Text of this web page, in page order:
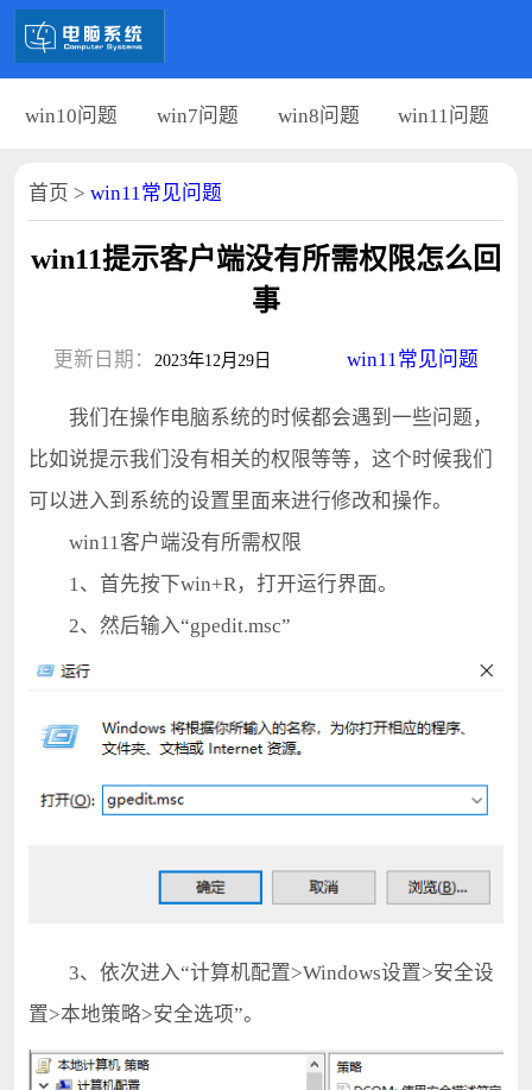
win10问题 win7问题 win8问题 win11问题
首页 > win11常见问题
win11提示客户端没有所需权限怎么回
事
更新日期： 2023年12月29日 win11常见问题
我们在操作电脑系统的时候都会遇到一些问题，
比如说提示我们没有相关的权限等等，这个时候我们
可以进入到系统的设置里面来进行修改和操作。
win11客户端没有所需权限
1、首先按下win+R，打开运行界面。
2、然后输入“gpedit.msc”
3、依次进入“计算机配置>Windows设置>安全设
置>本地策略>安全选项”。